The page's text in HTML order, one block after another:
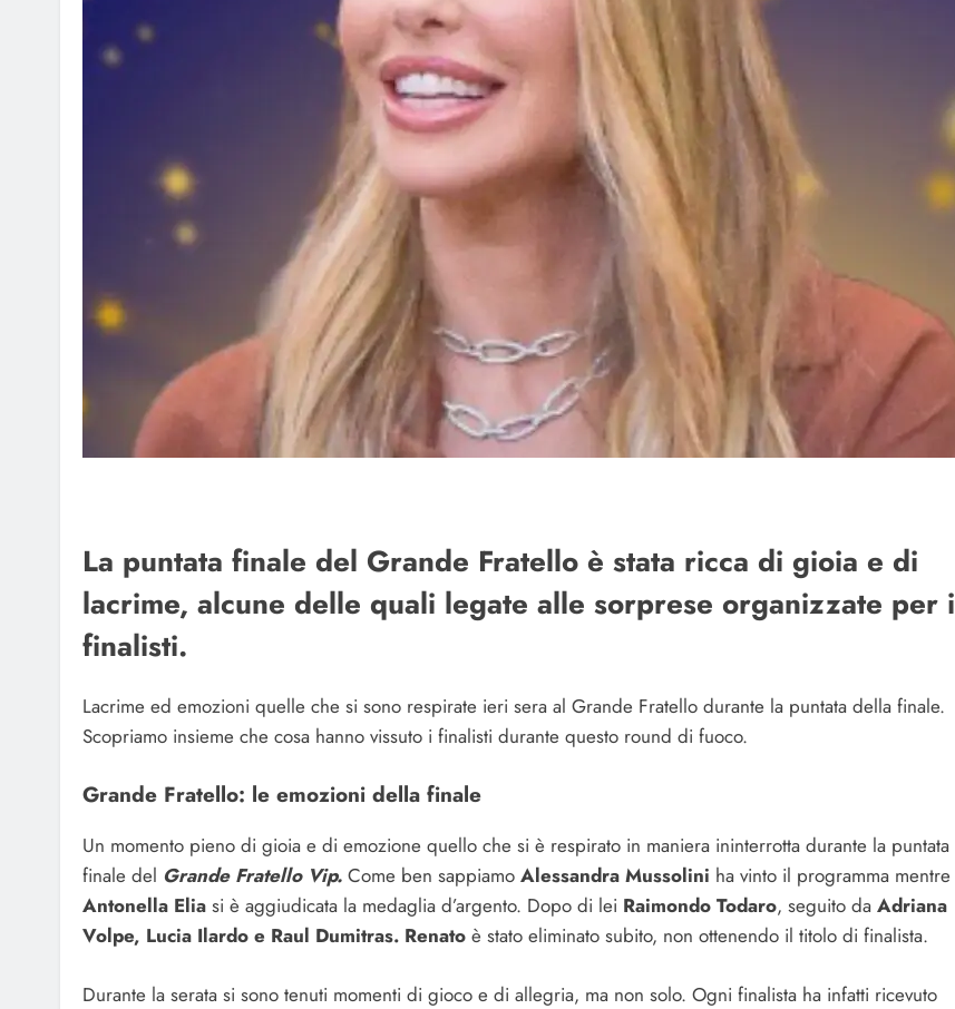
La puntata finale del Grande Fratello è stata ricca di gioia e di
lacrime, alcune delle quali legate alle sorprese organizzate per i
finalisti.
Lacrime ed emozioni quelle che si sono respirate ieri sera al Grande Fratello durante la puntata della finale.
Scopriamo insieme che cosa hanno vissuto i finalisti durante questo round di fuoco.
Grande Fratello: le emozioni della finale
Un momento pieno di gioia e di emozione quello che si è respirato in maniera ininterrotta durante la puntata
finale del Grande Fratello Vip. Come ben sappiamo Alessandra Mussolini ha vinto il programma mentre
Antonella Elia si è aggiudicata la medaglia d’argento. Dopo di lei Raimondo Todaro, seguito da Adriana
Volpe, Lucia Ilardo e Raul Dumitras. Renato è stato eliminato subito, non ottenendo il titolo di finalista.
Durante la serata si sono tenuti momenti di gioco e di allegria, ma non solo. Ogni finalista ha infatti ricevuto